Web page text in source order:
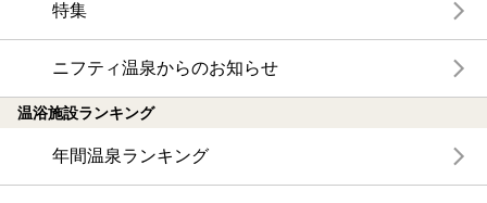
特集
ニフティ温泉からのお知らせ
温浴施設ランキング
年間温泉ランキング